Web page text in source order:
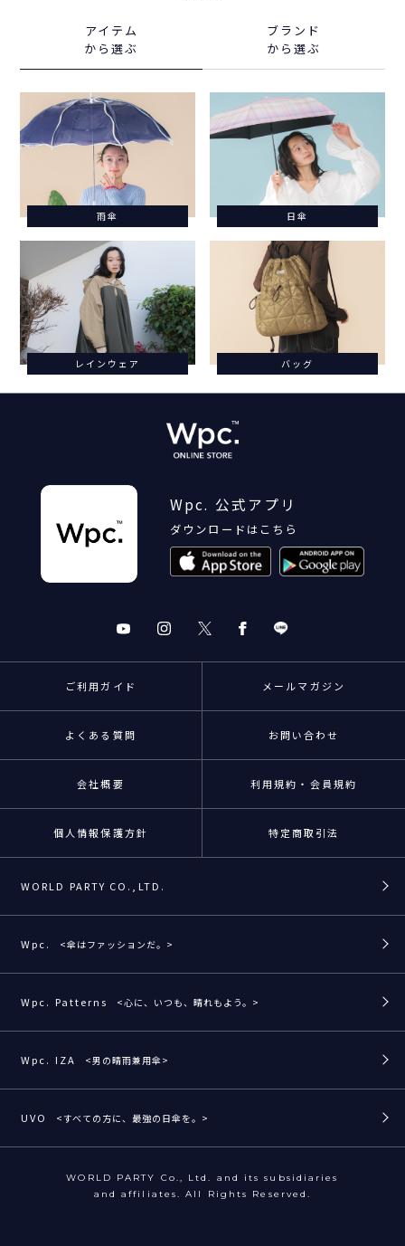
アイテム
から選ぶ
ブランド
から選ぶ
雨傘 日傘
レインウェア バッグ
Wpc. 公式アプリ
ダウンロードはこちら
ご利用ガイド メールマガジン
よくある質問 お問い合わせ
会社概要 利用規約・会員規約
個人情報保護方針 特定商取引法
WORLD PARTY CO.,LTD.
Wpc. <傘はファッションだ。>
Wpc. Patterns <心に、いつも、晴れもよう。>
Wpc. IZA <男の晴雨兼用傘>
UVO <すべての方に、最強の日傘を。>
WORLD PARTY Co., Ltd. and its subsidiaries
and affiliates. All Rights Reserved.